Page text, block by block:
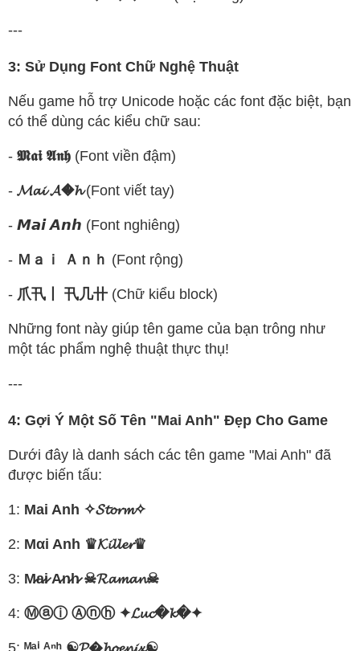
---
3: Sử Dụng Font Chữ Nghệ Thuật
Nếu game hỗ trợ Unicode hoặc các font đặc biệt, bạn
có thể dùng các kiểu chữ sau:
- 𝕸𝖆𝖎 𝕬𝖓𝖍 (Font viền đậm)
- 𝓜𝓪𝓲 𝓐�𝓱(Font viết tay)
- 𝙈𝙖𝙞 𝘼𝙣𝙝 (Font nghiêng)
- Ｍａｉ Ａｎｈ (Font rộng)
- 爪卂丨 卂几卄 (Chữ kiểu block)
Những font này giúp tên game của bạn trông như
một tác phẩm nghệ thuật thực thụ!
---
4: Gợi Ý Một Số Tên "Mai Anh" Đẹp Cho Game
Dưới đây là danh sách các tên game "Mai Anh" đã
được biến tấu:
1: Mai Anh ✧𝓢𝓽𝓸𝓻𝓶✧
2: Mαi Anh ♛𝓚𝓲𝓵𝓵𝓮𝓻♛
3: M̷a̷i̷ A̷n̷h̷ ☠︎︎𝓡𝓪𝓶𝓪𝓷☠︎︎
4: Ⓜⓐⓘ Ⓐⓝⓗ ✦𝓛𝓾𝓬�𝓴�✦
5: ᴹᵃⁱ ᴬⁿʰ ☯𝓟�𝓱𝓸𝓮𝓷𝓲𝔁☯